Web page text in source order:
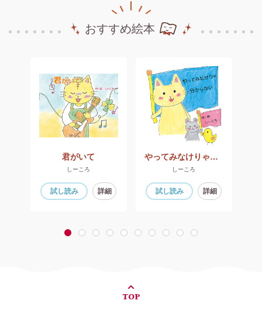
おすすめ絵本
君がいて
しーころ
試し読み 詳細
やってみなけりゃ分からない
しーころ
試し読み 詳細
1 2 3 4 5 6 7 8 9 10
TOP